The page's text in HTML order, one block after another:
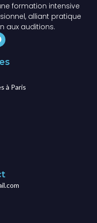
formation intensive
alliant pratique
aux auditions.
à Paris